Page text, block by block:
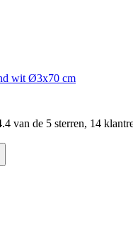
wit Ø3x70 cm
van de 5 sterren, 14